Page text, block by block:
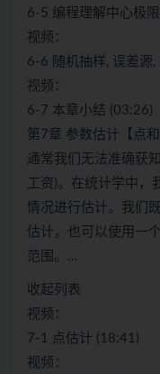
6-5 编程理解中心极
视频：
6-6 随机抽样, 误差源
视频：
6-7 本章小结 (03:26)
第7章 参数估计【点
通常我们无法准确获
工资)。在统计学中
情况进行估计。我们
估计，也可以使用一
范围。…
收起列表
视频：
7-1 点估计 (18:41)
视频：